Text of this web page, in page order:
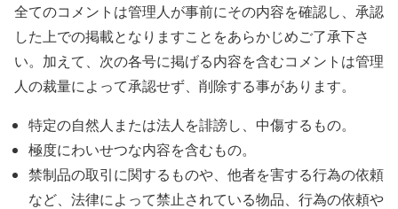
全てのコメントは管理人が事前にその内容を確認し、承認
した上での掲載となりますことをあらかじめご了承下さ
い。加えて、次の各号に掲げる内容を含むコメントは管理
人の裁量によって承認せず、削除する事があります。
特定の自然人または法人を誹謗し、中傷するもの。
極度にわいせつな内容を含むもの。
禁制品の取引に関するものや、他者を害する行為の依頼
など、法律によって禁止されている物品、行為の依頼や